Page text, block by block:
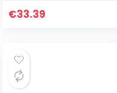
Ondersteuning voor
€33.39